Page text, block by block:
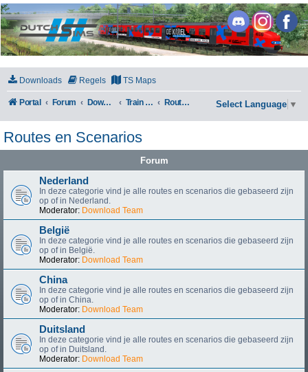
DutchSims
Downloads Regels TS Maps
Portal Forum Downloads Train Simulator Classic Routes en Scenarios Select Language ▼
Routes en Scenarios
Forum
Nederland
In deze categorie vind je alle routes en scenarios die gebaseerd zijn
op of in Nederland.
Moderator: Download Team
België
In deze categorie vind je alle routes en scenarios die gebaseerd zijn
op of in België.
Moderator: Download Team
China
In deze categorie vind je alle routes en scenarios die gebaseerd zijn
op of in China.
Moderator: Download Team
Duitsland
In deze categorie vind je alle routes en scenarios die gebaseerd zijn
op of in Duitsland.
Moderator: Download Team